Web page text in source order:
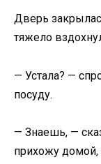
Дверь
тяжело
— Устала? —
посуду.
— Знаешь, —
прихожу